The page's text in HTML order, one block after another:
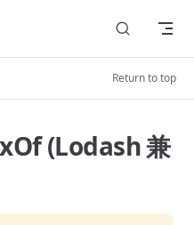
Return to top
(Lodash 兼